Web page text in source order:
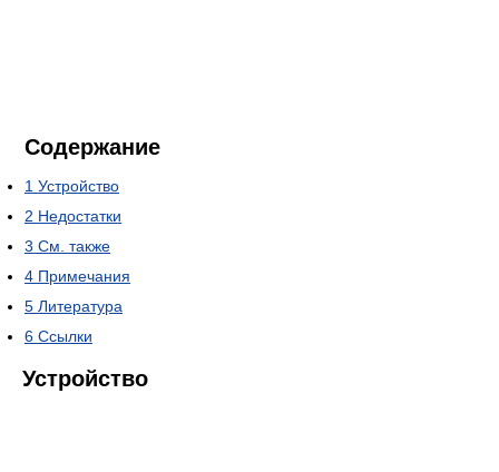
Содержание
1 Устройство
2 Недостатки
3 См. также
4 Примечания
5 Литература
6 Ссылки
Устройство